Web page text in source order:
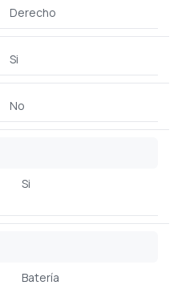
Derecho
Si
No
Si
Batería